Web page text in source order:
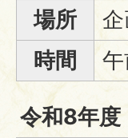
場所
時間
令和8年度